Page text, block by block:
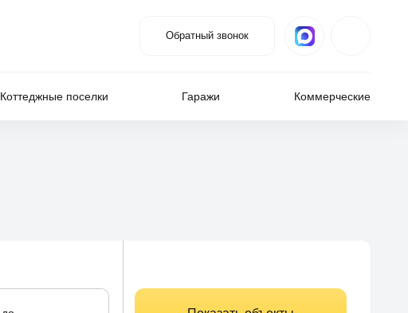
Обратный звонок
Коттеджные поселки Гаражи Коммерческие